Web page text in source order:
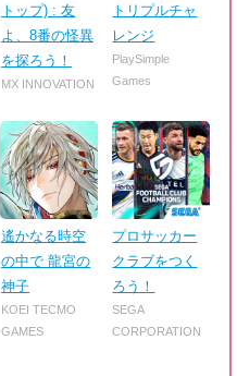
トップ) : 友
よ、8番の怪異
を探ろう！
MX INNOVATION
トリプルチャ
レンジ
PlaySimple
Games
遙かなる時空
の中で 龍宮の
神子
KOEI TECMO
GAMES
プロサッカー
クラブをつく
ろう！
SEGA
CORPORATION